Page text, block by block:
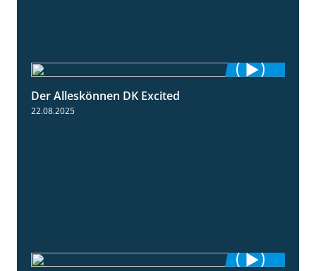
Der Alleskönnen DK Excited
22.08.2025